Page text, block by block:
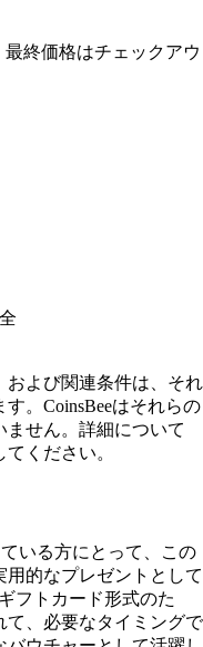
終価格はチェックアウ
および関連条件は、それ
。CoinsBeeはそれらの
ません。詳細について
ください。
いる方にとって、この
的なプレゼントとして
フトカード形式のた
て、必要なタイミングで